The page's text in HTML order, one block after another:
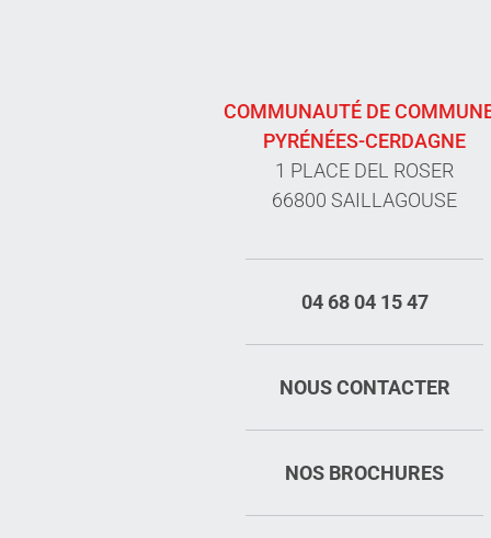
COMMUNAUTÉ DE
PYRÉNÉES-CERDAGNE
1 PLACE DEL ROSER
66800 SAILLAGOUSE
04 68 04 15 47
NOUS CONTACTER
NOS BROCHURES